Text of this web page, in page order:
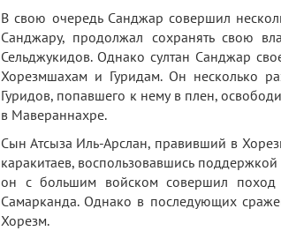
В свою очередь Санджар совершил
Санджару, продолжал сохранять свою
Сельджукидов. Однако султан Санджар
Хорезмшахам и Гуридам. Он несколько
Гуридов, попавшего к нему в плен,
в Мавераннахре.
Сын Атсыза Иль-Арслан, правивший в
каракитаев, воспользовавшись
он с большим войском совершил поход
Самарканда. Однако в последующих
Хорезм.